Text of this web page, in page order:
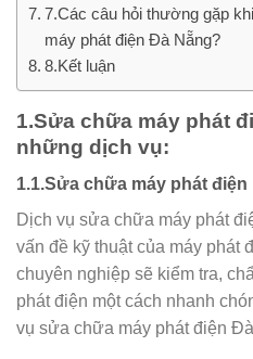
7.Các câu hỏi thường gặp
máy phát điện Đà Nẵng?
8.Kết luận
1.Sửa chữa máy phát
những dịch vụ:
1.1.Sửa chữa máy phát điện
Dịch vụ sửa chữa máy phát
vấn đề kỹ thuật của máy phát
chuyên nghiệp sẽ kiểm tra,
phát điện một cách nhanh
vụ sửa chữa máy phát điện